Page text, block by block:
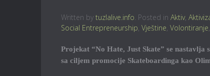
Written by tuzlalive.info. Posted in Aktiv,
Social Entrepreneurship, Vještine, Volontiranje,
Projekat “No Hate, Just Skate” se nastavlja
sa ciljem promocije Skateboardinga kao